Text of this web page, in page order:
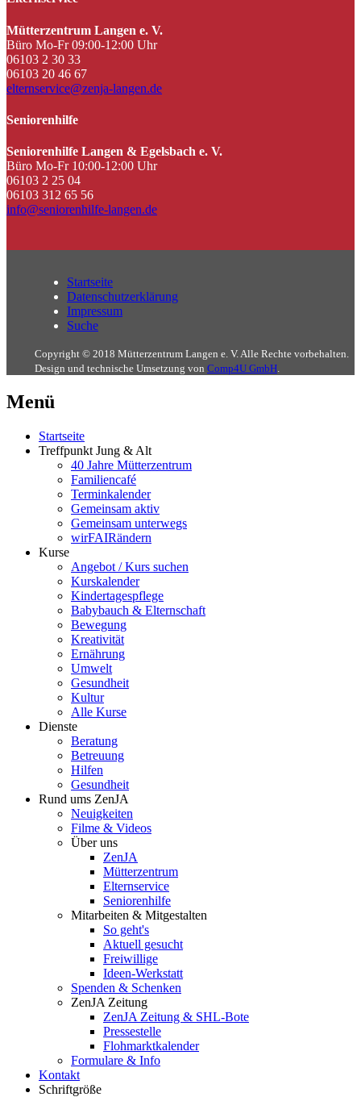
Mütterzentrum Langen e. V.
Büro Mo-Fr 09:00-12:00 Uhr
06103 2 30 33
06103 20 46 67
elternservice@zenja-langen.de
Seniorenhilfe
Seniorenhilfe Langen & Egelsbach e. V.
Büro Mo-Fr 10:00-12:00 Uhr
06103 2 25 04
06103 312 65 56
info@seniorenhilfe-langen.de
Startseite
Datenschutzerklärung
Impressum
Suche
Copyright © 2018 Mütterzentrum Langen e. V. Alle Rechte vorbehalten.
Design und technische Umsetzung von Comp4U GmbH.
Menü
Startseite
Treffpunkt Jung & Alt
40 Jahre Mütterzentrum
Familiencafé
Terminkalender
Gemeinsam aktiv
Gemeinsam unterwegs
wirFAIRändern
Kurse
Angebot / Kurs suchen
Kurskalender
Kindertagespflege
Babybauch & Elternschaft
Bewegung
Kreativität
Ernährung
Umwelt
Gesundheit
Kultur
Alle Kurse
Dienste
Beratung
Betreuung
Hilfen
Gesundheit
Rund ums ZenJA
Neuigkeiten
Filme & Videos
Über uns
ZenJA
Mütterzentrum
Elternservice
Seniorenhilfe
Mitarbeiten & Mitgestalten
So geht's
Aktuell gesucht
Freiwillige
Ideen-Werkstatt
Spenden & Schenken
ZenJA Zeitung
ZenJA Zeitung & SHL-Bote
Pressestelle
Flohmarktkalender
Formulare & Info
Kontakt
Schriftgröße